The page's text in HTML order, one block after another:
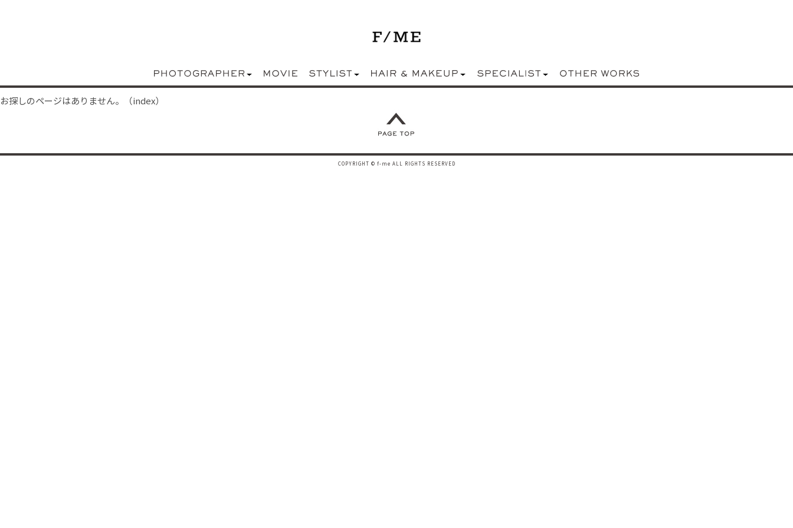
お探しのページはありません。（index）
COPYRIGHT © f-me ALL RIGHTS RESERVED